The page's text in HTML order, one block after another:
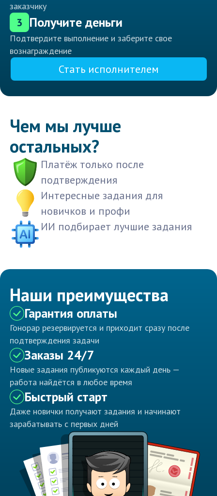
заказчику
3 Получите деньги
Подтвердите выполнение и заберите свое
вознаграждение
Стать исполнителем
Чем мы лучше
остальных?
Платёж только после
подтверждения
Интересные задания для
новичков и профи
ИИ подбирает лучшие задания
Наши преимущества
Гарантия оплаты
Гонорар резервируется и приходит сразу после
подтверждения задачи
Заказы 24/7
Новые задания публикуются каждый день —
работа найдётся в любое время
Быстрый старт
Даже новички получают задания и начинают
зарабатывать с первых дней